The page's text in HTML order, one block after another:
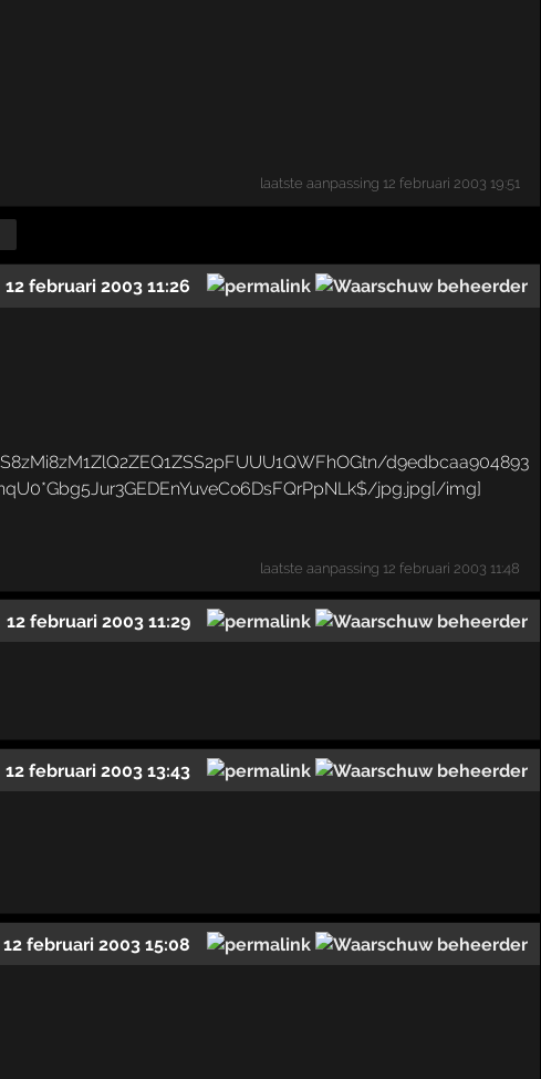
laatste aanpassing 12 februari 2003 19:51
12 februari 2003 11:26
laatste aanpassing 12 februari 2003 11:48
12 februari 2003 11:29
12 februari 2003 13:43
12 februari 2003 15:08